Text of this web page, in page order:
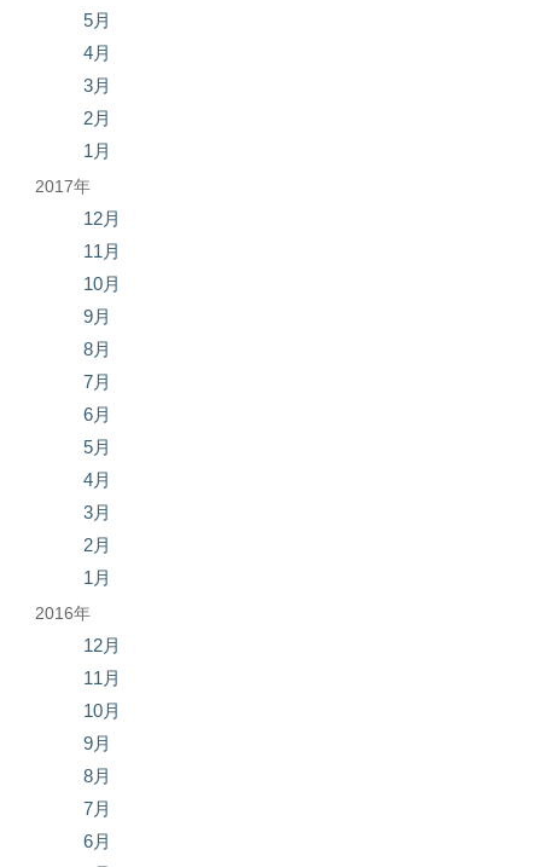
5月
4月
3月
2月
1月
2017年
12月
11月
10月
9月
8月
7月
6月
5月
4月
3月
2月
1月
2016年
12月
11月
10月
9月
8月
7月
6月